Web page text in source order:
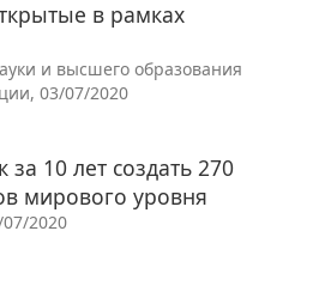
в рамках
и высшего образования
03/07/2020
10 лет создать 270
мирового уровня
2020